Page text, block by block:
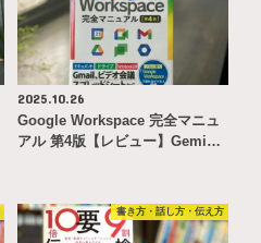
2025.10.26
Google Workspace 完全マニュ
アル 第4版【レビュー】Gemi…
書き方・話し方・伝え方